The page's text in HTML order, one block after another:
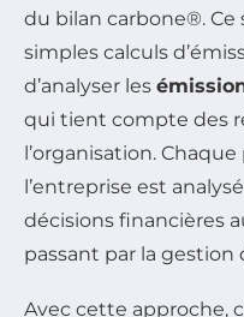
du bilan carbone®. Ce
simples calculs
d’analyser les
qui tient compte des
l’organisation.
l’entreprise est
décisions financières
passant par la gestion
Avec cette approche,